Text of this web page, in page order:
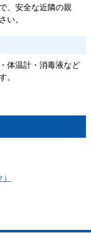
、安全な近隣の親
い。
体温計・消毒液など
。